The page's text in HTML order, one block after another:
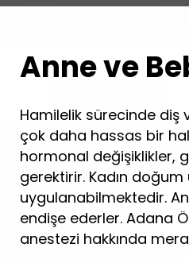
Anne ve
Hamilelik sürecinde diş
çok daha hassas bir
hormonal değişiklikler,
gerektirir. Kadın
uygulanabilmektedir.
endişe ederler. Adana
anestezi hakkında